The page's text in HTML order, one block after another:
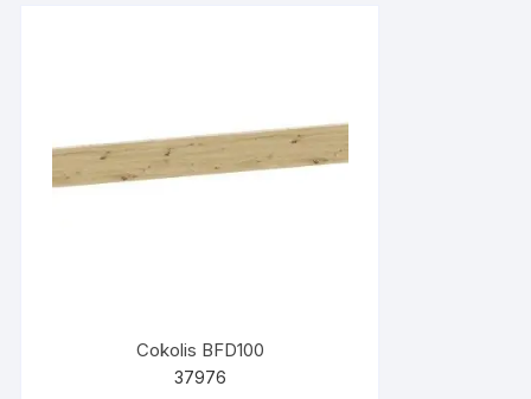
Cokolis BFD100
37976